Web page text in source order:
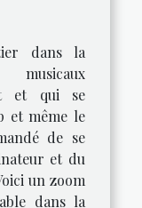
dans la
et qui se
et même le
de se
et du
un zoom
dans la